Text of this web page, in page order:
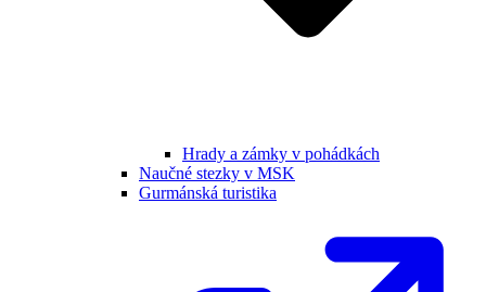
Hrady a zámky v pohádkách
Naučné stezky v MSK
Gurmánská turistika